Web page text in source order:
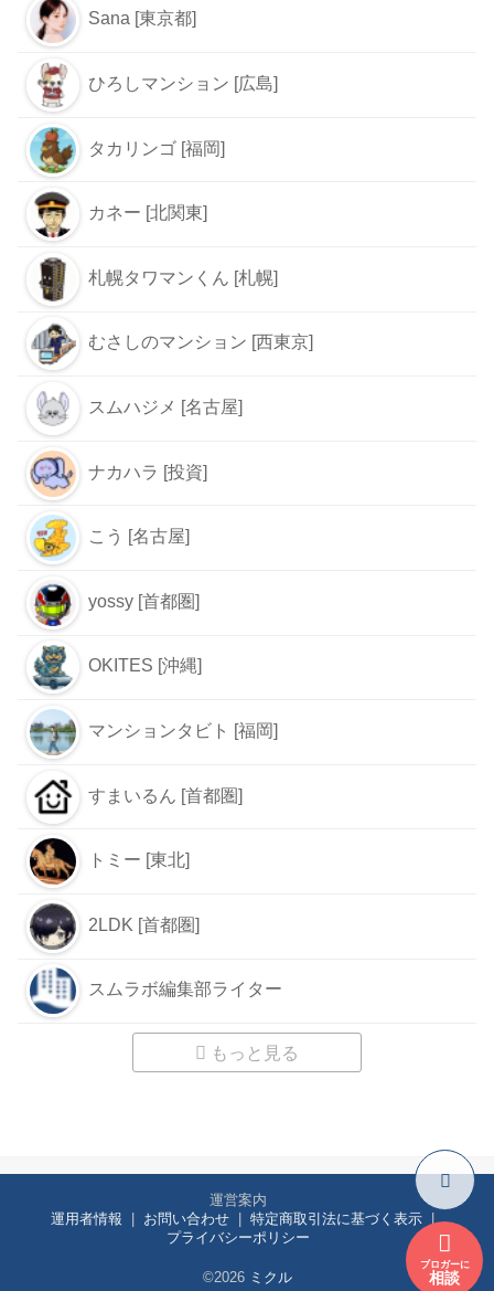
Sana [東京都]
ひろしマンション [広島]
タカリンゴ [福岡]
カネー [北関東]
札幌タワマンくん [札幌]
むさしのマンション [西東京]
スムハジメ [名古屋]
ナカハラ [投資]
こう [名古屋]
yossy [首都圏]
OKITES [沖縄]
マンションタビト [福岡]
すまいるん [首都圏]
トミー [東北]
2LDK [首都圏]
スムラボ編集部ライター
もっと見る
ブロガーに
相談
運営案内
運用者情報
お問い合わせ
特定商取引法に基づく表示
プライバシーポリシー
©2026 ミクル